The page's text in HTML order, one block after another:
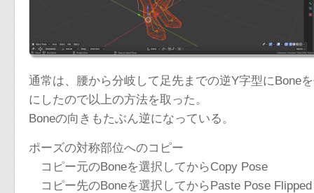
通常は、腰から分岐して足先までの逆Y字型にBone
にしたので以上の方法を取った。
Boneの向きもたぶん逆になっている。
ポーズの対称部位へのコピー
コピー元のBoneを選択してからCopy Pose
コピー先のBoneを選択してからPaste Pose Flipped